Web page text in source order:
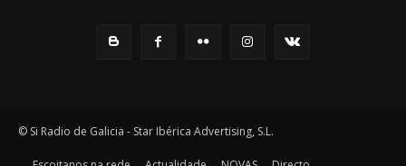
© Si Radio de Galicia - Star Ibérica Advertising, S.L.